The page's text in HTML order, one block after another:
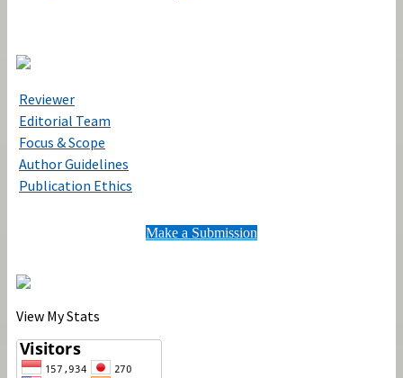
Reviewer
Editorial Team
Focus & Scope
Author Guidelines
Publication Ethics
Make a Submission
View My Stats